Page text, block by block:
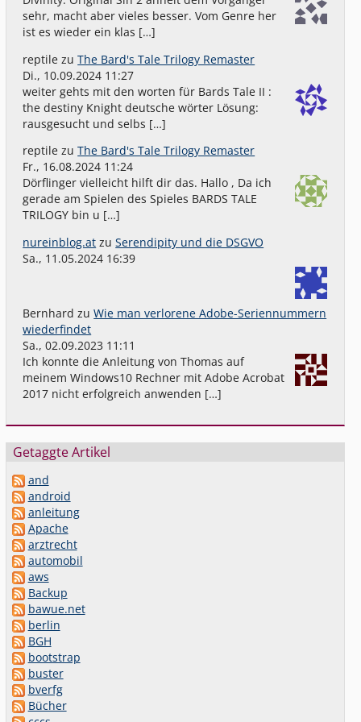
sehr, macht aber vieles besser. Vom Genre her
ist es wieder ein klas […]
reptile zuThe Bard's Tale Trilogy Remaster
Di., 10.09.2024 11:27
weiter gehts mit den worten für Bards Tale II :
the destiny Knight deutsche wörter Lösung:
rausgesucht und selbs […]
reptile zuThe Bard's Tale Trilogy Remaster
Fr., 16.08.2024 11:24
Dörflinger vielleicht hilft dir das. Hallo , Da ich
gerade am Spielen des Spieles BARDS TALE
TRILOGY bin u […]
nureinblog.at zuSerendipity und die DSGVO
Sa., 11.05.2024 16:39
Bernhard zuWie man verlorene Adobe-Seriennummern
wiederfindet
Sa., 02.09.2023 11:11
Ich konnte die Anleitung von Thomas auf
meinem Windows10 Rechner mit Adobe Acrobat
2017 nicht erfolgreich anwenden […]
Getaggte Artikel
and
android
anleitung
Apache
arztrecht
automobil
aws
Backup
bawue.net
berlin
BGH
bootstrap
buster
bverfg
Bücher